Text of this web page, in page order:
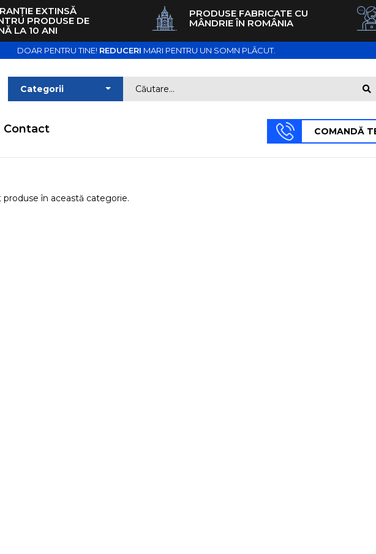
EXTINSĂ
PRODUSE DE
LA 10 ANI
PRODUSE FABRICATE CU
MÂNDRIE ÎN ROMÂNIA
DOAR PENTRU TINE! REDUCERI MARI PENTRU UN SOMN PLĂCUT.
Contact COMANDĂ
produse în această categorie.